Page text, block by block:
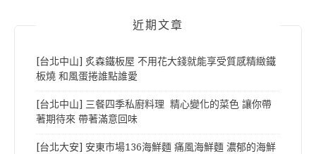
近期文章
[台北中山] 炙森鐵板屋 不用花大錢就能享受質感精緻鐵
板燒 和風蛋捲誰點誰愛
[台北中山] 三餐四季私廚料理 精心變化的菜色 讓你帶
著期待來 帶著滿意回味
[台北大安] 安東市場136海鮮麵 痛風海鮮麵 濃郁的海鮮